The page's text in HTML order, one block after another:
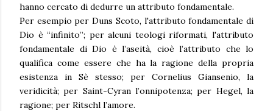
hanno cercato di dedurre un attributo fondamentale.
Per esempio per Duns Scoto, l'attributo fondamentale di
Dio è “infinito”; per alcuni teologi riformati, l'attributo
fondamentale di Dio è l’aseità, cioè l’attributo che lo
qualifica come essere che ha la ragione della propria
esistenza in Sè stesso; per Cornelius Giansenio, la
veridicità; per Saint-Cyran l’onnipotenza; per Hegel, la
ragione; per Ritschl l’amore.